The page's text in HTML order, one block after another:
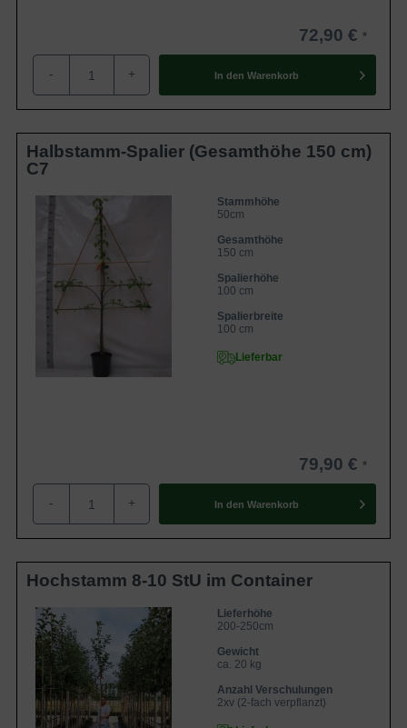
72,90 €
- + In den Warenkorb
Halbstamm-Spalier (Gesamthöhe 150 cm)
C7
Stammhöhe
50cm
Gesamthöhe
150 cm
Spalierhöhe
100 cm
Spalierbreite
100 cm
Lieferbar
79,90 €
- + In den Warenkorb
Hochstamm 8-10 StU im Container
Lieferhöhe
200-250cm
Gewicht
ca. 20 kg
Anzahl Verschulungen
2xv (2-fach verpflanzt)